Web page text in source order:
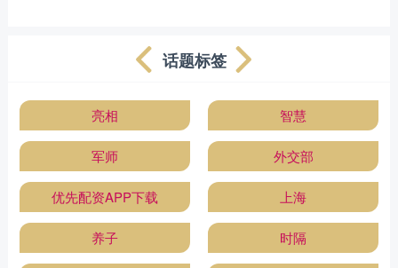
话题标签
亮相 智慧
军师 外交部
优先配资APP下载 上海
养子 时隔